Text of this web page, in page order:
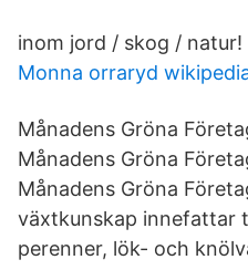
inom jord / skog / natur!
Monna orraryd
Månadens Gröna
Månadens Gröna
Månadens Gröna
växtkunskap innefattar
perenner, lök- och